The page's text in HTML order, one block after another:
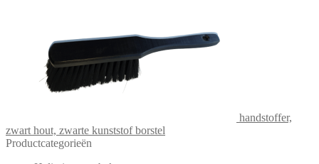
handstoffer,
zwart hout, zwarte kunststof borstel
Productcategorieën